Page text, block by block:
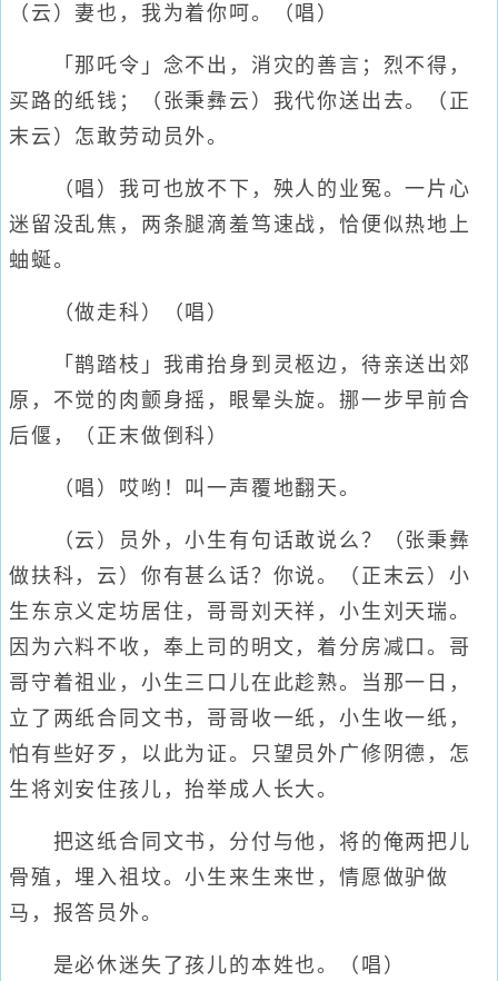
（云）妻也，我为着你呵。（唱）
「那吒令」念不出，消灾的善言；烈不得，
买路的纸钱；（张秉彝云）我代你送出去。（正
末云）怎敢劳动员外。
（唱）我可也放不下，殃人的业冤。一片心
迷留没乱焦，两条腿滴羞笃速战，恰便似热地上
蚰蜒。
（做走科）（唱）
「鹊踏枝」我甫抬身到灵柩边，待亲送出郊
原，不觉的肉颤身摇，眼晕头旋。挪一步早前合
后偃，（正末做倒科）
（唱）哎哟！叫一声覆地翻天。
（云）员外，小生有句话敢说么？（张秉彝
做扶科，云）你有甚么话？你说。（正末云）小
生东京义定坊居住，哥哥刘天祥，小生刘天瑞。
因为六料不收，奉上司的明文，着分房减口。哥
哥守着祖业，小生三口儿在此趁熟。当那一日，
立了两纸合同文书，哥哥收一纸，小生收一纸，
怕有些好歹，以此为证。只望员外广修阴德，怎
生将刘安住孩儿，抬举成人长大。
把这纸合同文书，分付与他，将的俺两把儿
骨殖，埋入祖坟。小生来生来世，情愿做驴做
马，报答员外。
是必休迷失了孩儿的本姓也。（唱）